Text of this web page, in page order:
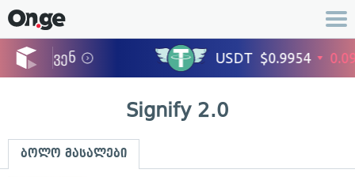
Signify 2.0
ბოლო მასალები